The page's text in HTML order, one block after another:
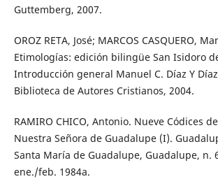
Guttemberg, 2007.
OROZ RETA, José; MARCOS CASQUERO,
Etimologías: edición bilingüe San Isidoro
Introducción general Manuel C. Díaz Y
Biblioteca de Autores Cristianos, 2004.
RAMIRO CHICO, Antonio. Nueve Códices
Nuestra Señora de Guadalupe (I).
Santa María de Guadalupe, Guadalupe, n.
ene./feb. 1984a.